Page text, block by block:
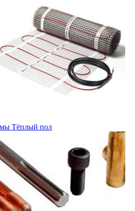
Тёплый пол